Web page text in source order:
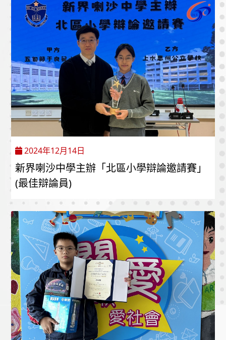
2024年12月14日
新界喇沙中學主辦「北區小學辯論邀請賽」
(最佳辯論員)